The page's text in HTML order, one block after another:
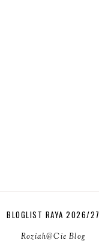
BLOGLIST RAYA 2026/27
Roziah@Cie Blog